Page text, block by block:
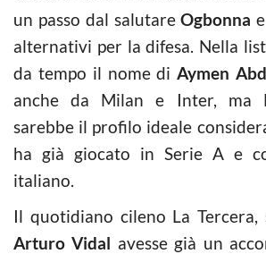
un passo dal salutareOgbonna
alternativi per la difesa. Nella
da tempo il nome diAymen
anche da Milan e Inter, ma
sarebbe il profilo ideale
ha già giocato in Serie A e
italiano.
Il quotidiano cileno La Tercera,
Arturo Vidal avesse già un